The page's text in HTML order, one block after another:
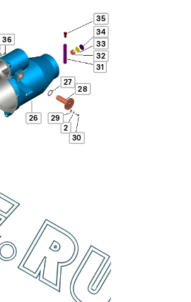
2
26
27
28
29
30
31
32
33
34
35
36
НДС
НДС
НДС
НДС
−